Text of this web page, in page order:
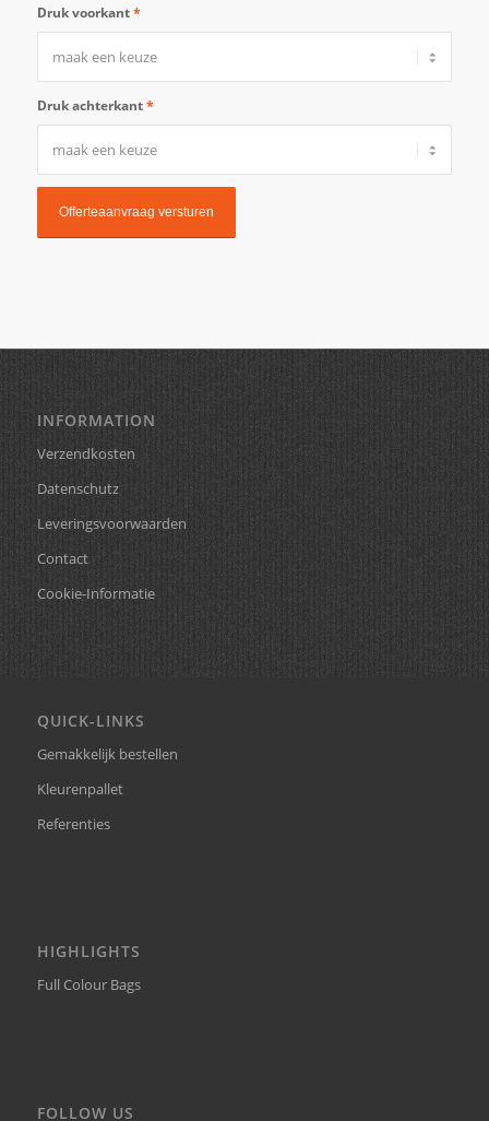
Druk voorkant*
Druk achterkant*
INFORMATION
Verzendkosten
Datenschutz
Leveringsvoorwaarden
Contact
Cookie-Informatie
QUICK-LINKS
Gemakkelijk bestellen
Kleurenpallet
Referenties
HIGHLIGHTS
Full Colour Bags
FOLLOW US